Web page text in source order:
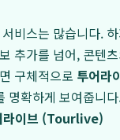
비스는 많습니다.
추가를 넘어, 콘텐
구체적으로 투어라
명확하게 보여줍니
라이브 (Tourlive)